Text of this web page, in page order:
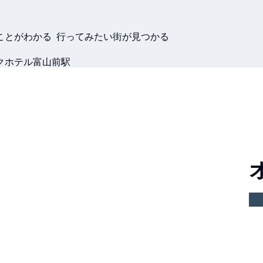
とがわかる 行ってみたい街が見つかる
ホテル富山前駅